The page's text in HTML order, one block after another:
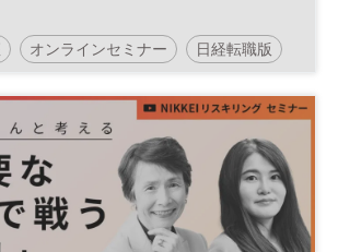
オンラインセミナー 日経転職版
方
参加無料